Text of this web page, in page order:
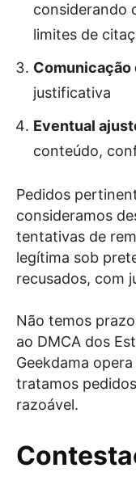
considerando
limites de
Comunicação
justificativa
Eventual
conteúdo,
Pedidos
consideramos
tentativas de
legítima sob
recusados, com
Não temos
ao DMCA dos
Geekdama
tratamos
razoável.